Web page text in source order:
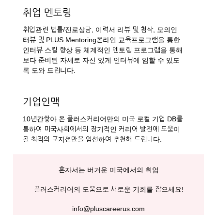
취업 멘토링
취업관련 법률/진로상담, 이력서 리뷰 및 첨삭, 모의인
터뷰 및 PLUS Mentoring온라인 교육프로그램을 통한
인터뷰 스킬 향상 등 체계적인 멘토링 프로그램을 통해
보다 준비된 자세로 자신 있게 인터뷰에 임할 수 있도
록 도와 드립니다.
기업인맥
10년간쌓아 온 플러스커리어만의 미국 로컬 기업 DB를
통하여 미국사회에서의 장기적인 커리어 발전에 도움이
될 최적의 포지션만을 엄선하여 추천해 드립니다.
혼자서는 버거운 미국에서의 취업
플러스커리어의 도움으로 새로운 기회를 잡으세요!
info@pluscareerus.com